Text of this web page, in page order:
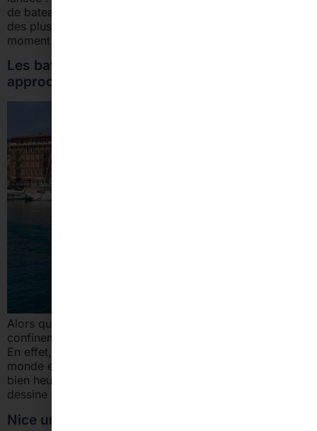
de bateau à prix abordables pour une excursion en mer
des plus inoubliables. Il est temps de s’accorder un
moment à l’extérieur et profiter de la […]
Les bateaux se préparent… Le déconfinement
approche !
Alors que le soleil et le mercure se sont installés, le
confinement s’est également imposé à notre quotidien.
En effet, depuis maintenant 6 semaines, la France et le
monde entier sont à l’arrêt et les bateaux à quai. Mais
bien heureusement, la fin de cette période difficile se
dessine à l’horizon ! Nous sommes impatients […]
Nice une ville aux milles trésors